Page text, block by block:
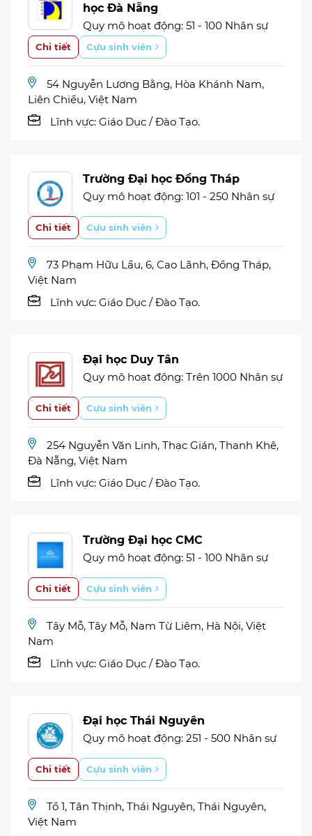
học Đà Nẵng
Quy mô hoạt động: 51 - 100 Nhân sự
Chi tiết Cựu sinh viên
54 Nguyễn Lương Bằng, Hòa Khánh Nam,
Liên Chiểu, Việt Nam
Lĩnh vực: Giáo Dục / Đào Tạo.
Trường Đại học Đồng Tháp
Quy mô hoạt động: 101 - 250 Nhân sự
Chi tiết Cựu sinh viên
73 Phạm Hữu Lầu, 6, Cao Lãnh, Đồng Tháp,
Việt Nam
Lĩnh vực: Giáo Dục / Đào Tạo.
Đại học Duy Tân
Quy mô hoạt động: Trên 1000 Nhân sự
Chi tiết Cựu sinh viên
254 Nguyễn Văn Linh, Thạc Gián, Thanh Khê,
Đà Nẵng, Việt Nam
Lĩnh vực: Giáo Dục / Đào Tạo.
Trường Đại học CMC
Quy mô hoạt động: 51 - 100 Nhân sự
Chi tiết Cựu sinh viên
Tây Mỗ, Tây Mỗ, Nam Từ Liêm, Hà Nội, Việt
Nam
Lĩnh vực: Giáo Dục / Đào Tạo.
Đại học Thái Nguyên
Quy mô hoạt động: 251 - 500 Nhân sự
Chi tiết Cựu sinh viên
Tổ 1, Tân Thịnh, Thái Nguyên, Thái Nguyên,
Việt Nam